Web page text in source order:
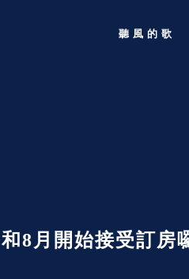
聽風的歌
8月開始接受訂房